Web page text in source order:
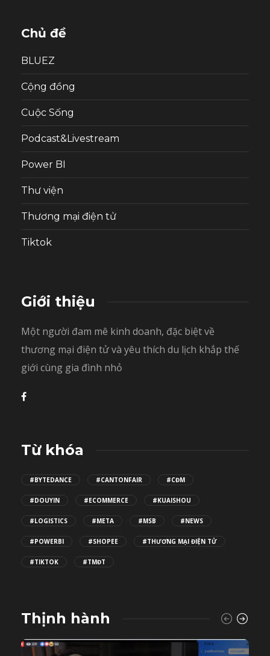
Chủ đề
BLUEZ
Cộng đồng
Cuộc Sống
Podcast&Livestream
Power BI
Thư viện
Thương mại điện tử
Tiktok
Giới thiệu
Một người đam mê kinh doanh, đặc biệt về
thương mại điện tử và yêu thích du lịch khắp thế
giới cùng gia đình nhỏ
Từ khóa
#BYTEDANCE #CANTONFAIR #CĐM
#DOUYIN #ECOMMERCE #KUAISHOU
#LOGISTICS #META #MSB #NEWS
#POWERBI #SHOPEE #THƯƠNG MẠI ĐIỆN TỬ
#TIKTOK #TMĐT
Thịnh hành